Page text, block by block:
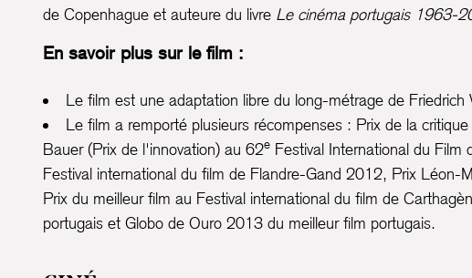
de Copenhague et auteure du livre Le cinéma portugais 1963-
En savoir plus sur le film :
Le film est une adaptation libre du long-métrage de Friedrich
Le film a remporté plusieurs récompenses : Prix de la
Bauer (Prix de l'innovation) au 62e Festival International du Film
Festival international du film de Flandre-Gand 2012, Prix Léon-
Prix du meilleur film au Festival international du film de
portugais et Globo de Ouro 2013 du meilleur film portugais.